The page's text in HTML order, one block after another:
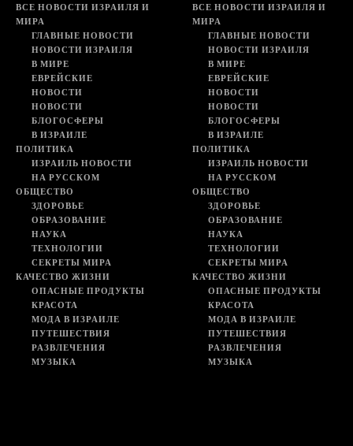
ВСЕ НОВОСТИ ИЗРАИЛЯ И
МИРА
ГЛАВНЫЕ НОВОСТИ
НОВОСТИ ИЗРАИЛЯ
В МИРЕ
ЕВРЕЙСКИЕ
НОВОСТИ
НОВОСТИ
БЛОГОСФЕРЫ
В ИЗРАИЛЕ
ПОЛИТИКА
ИЗРАИЛЬ НОВОСТИ
НА РУССКОМ
ОБЩЕСТВО
ЗДОРОВЬЕ
ОБРАЗОВАНИЕ
НАУКА
ТЕХНОЛОГИИ
СЕКРЕТЫ МИРА
КАЧЕСТВО ЖИЗНИ
ОПАСНЫЕ ПРОДУКТЫ
КРАСОТА
МОДА В ИЗРАИЛЕ
ПУТЕШЕСТВИЯ
РАЗВЛЕЧЕНИЯ
МУЗЫКА
ВСЕ НОВОСТИ ИЗРАИЛЯ И
МИРА
ГЛАВНЫЕ НОВОСТИ
НОВОСТИ ИЗРАИЛЯ
В МИРЕ
ЕВРЕЙСКИЕ
НОВОСТИ
НОВОСТИ
БЛОГОСФЕРЫ
В ИЗРАИЛЕ
ПОЛИТИКА
ИЗРАИЛЬ НОВОСТИ
НА РУССКОМ
ОБЩЕСТВО
ЗДОРОВЬЕ
ОБРАЗОВАНИЕ
НАУКА
ТЕХНОЛОГИИ
СЕКРЕТЫ МИРА
КАЧЕСТВО ЖИЗНИ
ОПАСНЫЕ ПРОДУКТЫ
КРАСОТА
МОДА В ИЗРАИЛЕ
ПУТЕШЕСТВИЯ
РАЗВЛЕЧЕНИЯ
МУЗЫКА